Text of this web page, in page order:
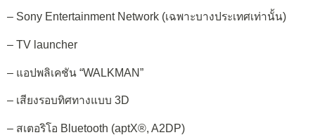
– Sony Entertainment Network (เฉพาะบางประเทศเท่านั้น)
– TV launcher
– แอปพลิเคชัน “WALKMAN”
– เสียงรอบทิศทางแบบ 3D
– สเตอริโอ Bluetooth (aptX®, A2DP)